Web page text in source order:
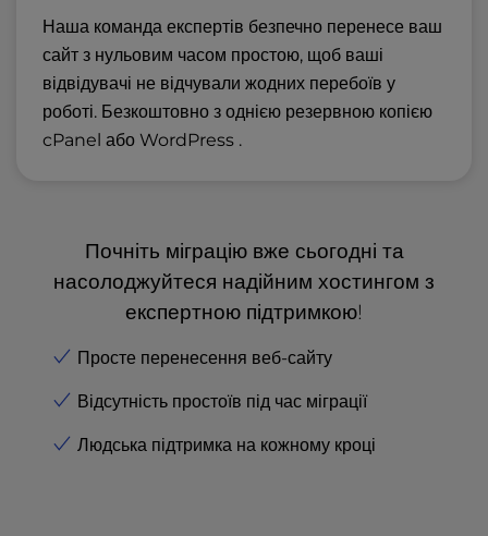
Наша команда експертів безпечно перенесе ваш
сайт з нульовим часом простою, щоб ваші
відвідувачі не відчували жодних перебоїв у
роботі. Безкоштовно з однією резервною копією
cPanel або WordPress .
Почніть міграцію вже сьогодні та
насолоджуйтеся надійним хостингом з
експертною підтримкою!
Просте перенесення веб-сайту
Відсутність простоїв під час міграції
Людська підтримка на кожному кроці